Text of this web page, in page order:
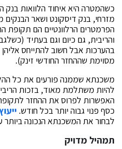
כשהמטרה היא איחוד הלוואות בנק
מזרחי, בנק דיסקונט ושאר הבנקים
הפרמטרים הרלוונטיים הם תקופת
והריבית, גם כיום וגם בעתיד
בהערכות אבל חשוב להתייחס
מסוימת שההחזר החודשי זינק).
משכנתא שממנה פורעים את כל
להיות משתלמת מאוד, בזכות
האפשרות לפרוס את ההחזר
כסף פנוי גבוה יותר בכל חודש.
לבחור את המשכנתא הנכונה ביותר
תמהיל מדויק